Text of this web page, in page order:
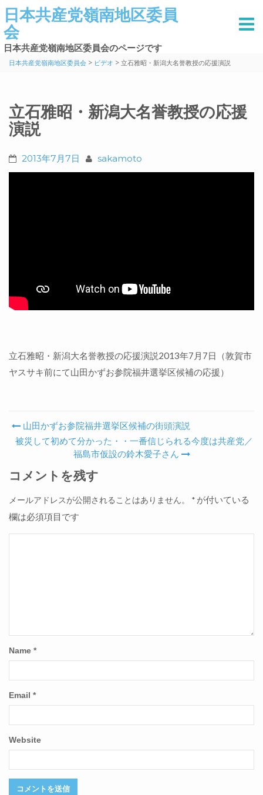
日本共産党嶺南地区委員
会
日本共産党嶺南地区委員会のページです
日本共産党嶺南地区委員会 > ビデオ > 立石雅昭・新潟大名誉教授の応援演説
立石雅昭・新潟大名誉教授の応援
演説
2013年7月7日 sakamoto
立石雅昭・新潟大名誉教授の応援演説2013年7月7日（敦賀市
ヤスサキ前にて山田か­ずお参院福井選挙区候補の応援）
Post navigation
山田かずお参院福井選挙区候補の街頭演説
被災して初めて分かった・・一番信じられる今度は共産党／
福島市仮設の鈴木愛子さん
コメントを残す
メールアドレスが公開されることはありません。 * が付いている
欄は必須項目です
Name *
Email *
Website